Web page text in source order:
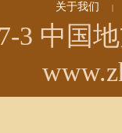
关于我们 |
3 中国